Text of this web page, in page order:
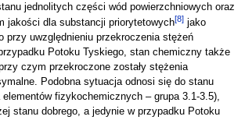
jednolitych części wód powierzchniowych oraz
jakości dla substancji priorytetowych[8]jako
przy uwzględnieniu przekroczenia stężeń
Potoku Tyskiego, stan chemiczny także
czym przekroczone zostały stężenia
Podobna sytuacja odnosi się do stanu
fizykochemicznych – grupa 3.1-3.5),
stanu dobrego, a jedynie w przypadku Potoku